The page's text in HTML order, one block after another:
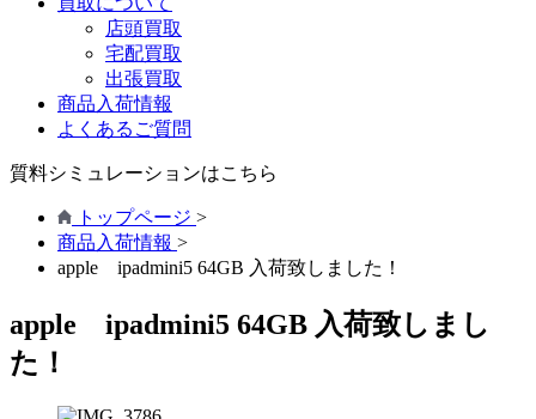
店頭買取
宅配買取
出張買取
商品入荷情報
よくあるご質問
質料シミュレーションはこちら
トップページ >
商品入荷情報 >
apple ipadmini5 64GB 入荷致しました！
apple ipadmini5 64GB 入荷致しまし
た！